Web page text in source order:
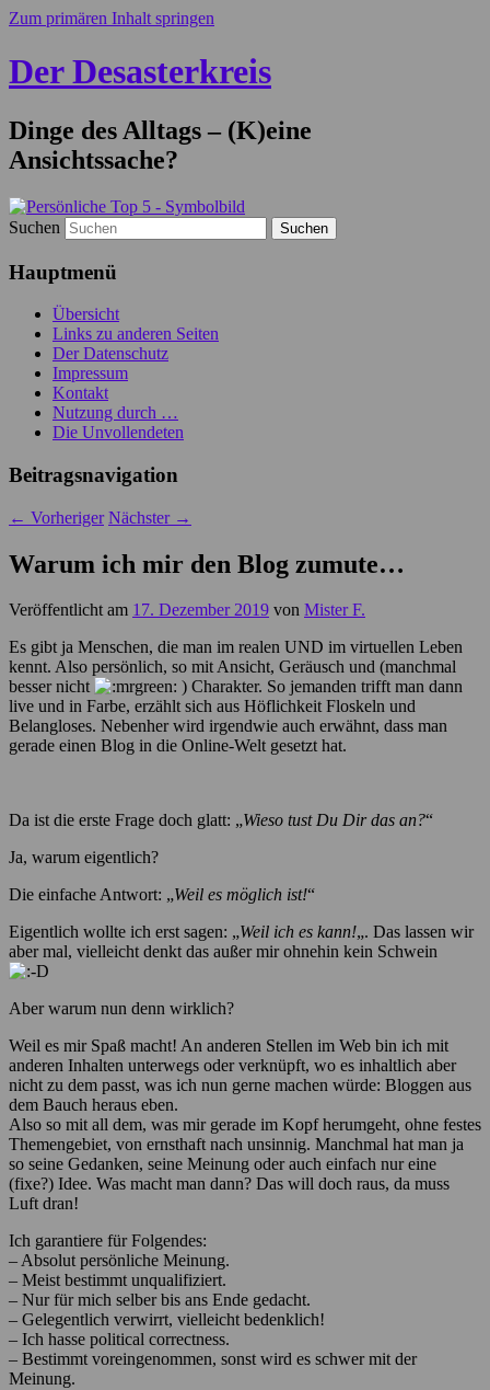
Zum primären Inhalt springen
Der Desasterkreis
Dinge des Alltags – (K)eine
Ansichtssache?
Suchen
Hauptmenü
Übersicht
Links zu anderen Seiten
Der Datenschutz
Impressum
Kontakt
Nutzung durch …
Die Unvollendeten
Beitragsnavigation
← Vorheriger Nächster →
Warum ich mir den Blog zumute…
Veröffentlicht am 17. Dezember 2019 von Mister F.
Es gibt ja Menschen, die man im realen UND im virtuellen Leben
kennt. Also persönlich, so mit Ansicht, Geräusch und (manchmal
besser nicht
) Charakter. So jemanden trifft man dann
live und in Farbe, erzählt sich aus Höflichkeit Floskeln und
Belangloses. Nebenher wird irgendwie auch erwähnt, dass man
gerade einen Blog in die Online-Welt gesetzt hat.
Da ist die erste Frage doch glatt: „Wieso tust Du Dir das an?“
Ja, warum eigentlich?
Die einfache Antwort: „Weil es möglich ist!“
Eigentlich wollte ich erst sagen: „Weil ich es kann!„. Das lassen wir
aber mal, vielleicht denkt das außer mir ohnehin kein Schwein
Aber warum nun denn wirklich?
Weil es mir Spaß macht! An anderen Stellen im Web bin ich mit
anderen Inhalten unterwegs oder verknüpft, wo es inhaltlich aber
nicht zu dem passt, was ich nun gerne machen würde: Bloggen aus
dem Bauch heraus eben.
Also so mit all dem, was mir gerade im Kopf herumgeht, ohne festes
Themengebiet, von ernsthaft nach unsinnig. Manchmal hat man ja
so seine Gedanken, seine Meinung oder auch einfach nur eine
(fixe?) Idee. Was macht man dann? Das will doch raus, da muss
Luft dran!
Ich garantiere für Folgendes:
– Absolut persönliche Meinung.
– Meist bestimmt unqualifiziert.
– Nur für mich selber bis ans Ende gedacht.
– Gelegentlich verwirrt, vielleicht bedenklich!
– Ich hasse political correctness.
– Bestimmt voreingenommen, sonst wird es schwer mit der
Meinung.